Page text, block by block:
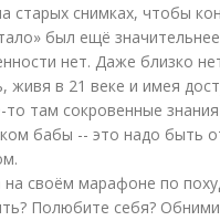
старых снимках, чтобы
был ещё
нет. Даже близко
живя в 21 веке и имея
то там сокровенные
бабы -- это надо быть
на своём марафоне по
Полюбите себя?